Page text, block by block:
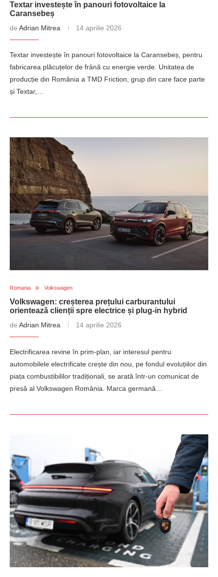
Textar investește în panouri fotovoltaice la
Caransebeș
de Adrian Mitrea 14 aprilie 2026
Textar investește în panouri fotovoltaice la Caransebeș, pentru
fabricarea plăcuțelor de frână cu energie verde. Unitatea de
producție din România a TMD Friction, grup din care face parte
și Textar,…
Romania Volkswagen
Volkswagen: creșterea prețului carburantului
orientează clienții spre electrice și plug-in hybrid
de Adrian Mitrea 14 aprilie 2026
Electrificarea revine în prim-plan, iar interesul pentru
automobilele electrificate crește din nou, pe fondul evoluțiilor din
piața combustibililor tradiționali, se arată într-un comunicat de
presă al Volkswagen România. Marca germană…